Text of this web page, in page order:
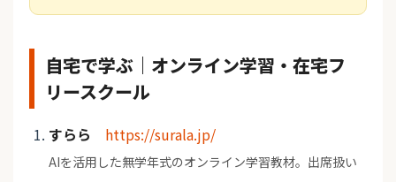
自宅で学ぶ｜オンライン学習・在宅フ
リースクール
すらら https://surala.jp/
AIを活用した無学年式のオンライン学習教材。出席扱い